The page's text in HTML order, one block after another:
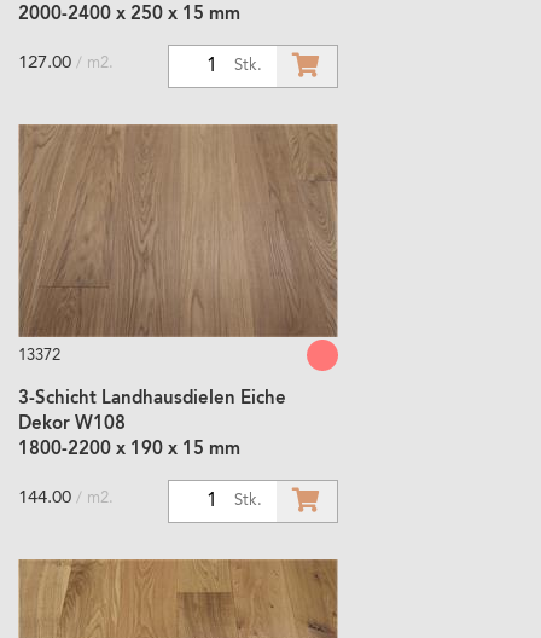
2000-2400 x 250 x 15 mm
Stk.
127.00 / m2.
13372
3-Schicht Landhausdielen Eiche
Dekor W108
1800-2200 x 190 x 15 mm
Stk.
144.00 / m2.